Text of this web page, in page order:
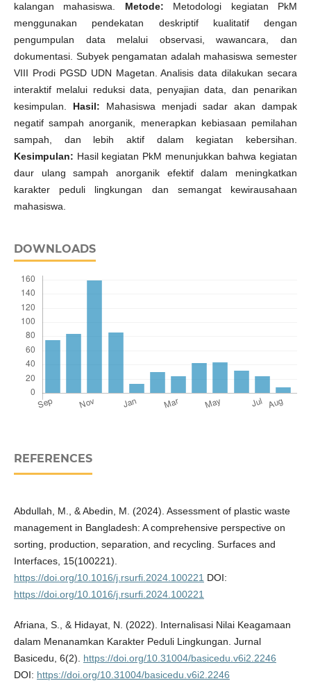
kalangan mahasiswa. Metode: Metodologi kegiatan PkM
menggunakan pendekatan deskriptif kualitatif dengan
pengumpulan data melalui observasi, wawancara, dan
dokumentasi. Subyek pengamatan adalah mahasiswa semester
VIII Prodi PGSD UDN Magetan. Analisis data dilakukan secara
interaktif melalui reduksi data, penyajian data, dan penarikan
kesimpulan. Hasil: Mahasiswa menjadi sadar akan dampak
negatif sampah anorganik, menerapkan kebiasaan pemilahan
sampah, dan lebih aktif dalam kegiatan kebersihan.
Kesimpulan: Hasil kegiatan PkM menunjukkan bahwa kegiatan
daur ulang sampah anorganik efektif dalam meningkatkan
karakter peduli lingkungan dan semangat kewirausahaan
mahasiswa.
DOWNLOADS
REFERENCES
Abdullah, M., & Abedin, M. (2024). Assessment of plastic waste
management in Bangladesh: A comprehensive perspective on
sorting, production, separation, and recycling. Surfaces and
Interfaces, 15(100221).
https://doi.org/10.1016/j.rsurfi.2024.100221 DOI:
https://doi.org/10.1016/j.rsurfi.2024.100221
Afriana, S., & Hidayat, N. (2022). Internalisasi Nilai Keagamaan
dalam Menanamkan Karakter Peduli Lingkungan. Jurnal
Basicedu, 6(2). https://doi.org/10.31004/basicedu.v6i2.2246
DOI: https://doi.org/10.31004/basicedu.v6i2.2246